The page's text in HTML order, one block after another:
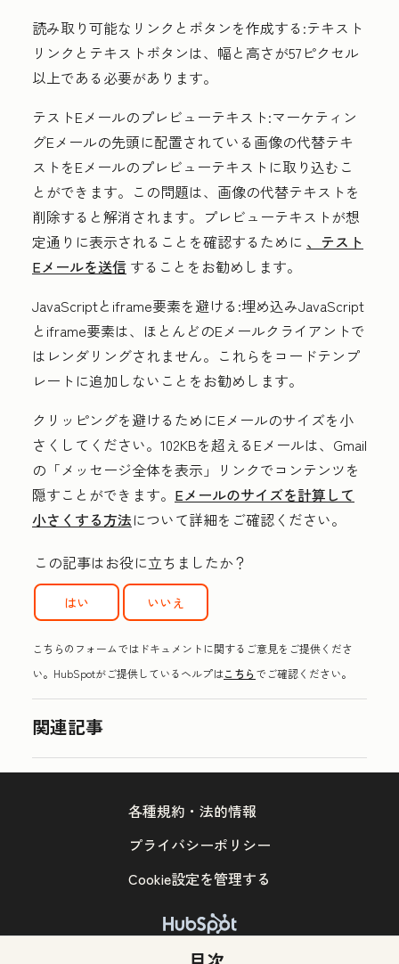
読み取り可能なリンクとボタンを作成する:テキスト
リンクとテキストボタンは、幅と高さが57ピクセル
以上である必要があります。
テストEメールのプレビューテキスト:マーケティン
グEメールの先頭に配置されている画像の代替テキ
ストをEメールのプレビューテキストに取り込むこ
とができます。この問題は、画像の代替テキストを
削除すると解消されます。プレビューテキストが想
定通りに表示されることを確認するために 、テスト
Eメールを送信 することをお勧めします。
JavaScriptとiframe要素を避ける:埋め込みJavaScript
とiframe要素は、ほとんどのEメールクライアントで
はレンダリングされません。これらをコードテンプ
レートに追加しないことをお勧めします。
クリッピングを避けるためにEメールのサイズを小
さく してください。102KBを超えるEメールは、Gmail
の「メッセージ全体を表示」リンクでコンテンツを
隠すことができます。 Eメールのサイズを計算して
小さくする方法について詳細をご確認ください。
この記事はお役に立ちましたか？
はい いいえ
こちらのフォームではドキュメントに関するご意見をご提供くださ
い。HubSpotがご提供しているヘルプはこちらでご確認ください。
関連記事
Copyright © 2026 HubSpot, Inc.
各種規約・法的情報
プライバシーポリシー
Cookie設定を管理する